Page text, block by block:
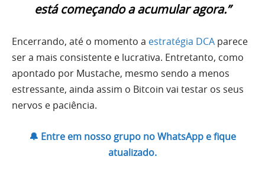
está começando a acumular agora.”
Encerrando, até o momento a estratégia DCA parece
ser a mais consistente e lucrativa. Entretanto, como
apontado por Mustache, mesmo sendo a menos
estressante, ainda assim o Bitcoin vai testar os seus
nervos e paciência.
🔔 Entre em nosso grupo no WhatsApp e fique
atualizado.